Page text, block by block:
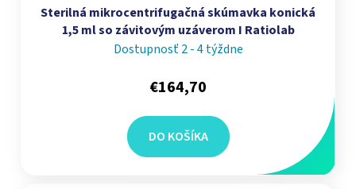
Sterilná mikrocentrifugačná skúmavka konická
1,5 ml so závitovým uzáverom I Ratiolab
Dostupnosť 2 - 4 týždne
€164,70
DO KOŠÍKA